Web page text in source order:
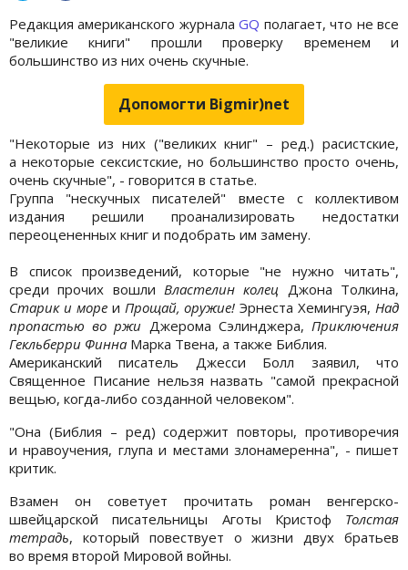
Редакция американского журналаGQ полагает, что не все
"великие книги" прошли проверку временем и
большинство из них очень скучные.
Допомогти Bigmir)net
"Некоторые из них ("великих книг" – ред.) расистские,
а некоторые сексистские, но большинство просто очень,
очень скучные", - говорится в статье.
Группа "нескучных писателей" вместе с коллективом
издания решили проанализировать недостатки
переоцененных книг и подобрать им замену.
В список произведений, которые "не нужно читать",
среди прочих вошли Властелин колец Джона Толкина,
Старик и мореи Прощай, оружие! Эрнеста Хемингуэя, Над
пропастью во ржи Джерома Сэлинджера, Приключения
Гекльберри Финна Марка Твена, а также Библия.
Американский писатель Джесси Болл заявил, что
Священное Писание нельзя назвать "самой прекрасной
вещью, когда-либо созданной человеком".
"Она (Библия – ред) содержит повторы, противоречия
и нравоучения, глупа и местами злонамеренна", - пишет
критик.
Взамен он советует прочитать роман венгерско-
швейцарской писательницы Аготы Кристоф Толстая
тетрадь, который повествует о жизни двух братьев
во время второй Мировой войны.